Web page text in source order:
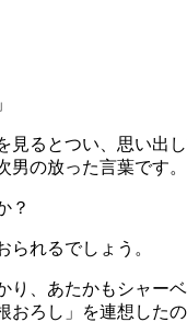
見るとつい、思い出
男の放った言葉です。
？
られるでしょう。
り、あたかもシャー
おろし」を連想したの